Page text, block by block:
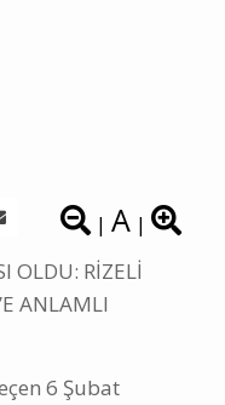
| A |
OLDU: RİZELİ
ANLAMLI
6 Şubat